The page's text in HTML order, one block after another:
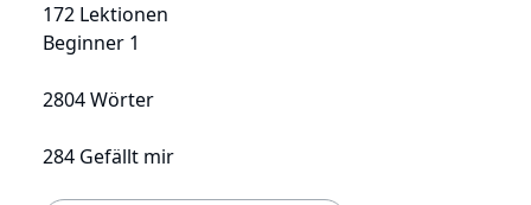
172 Lektionen
Beginner 1
2804 Wörter
284 Gefällt mir